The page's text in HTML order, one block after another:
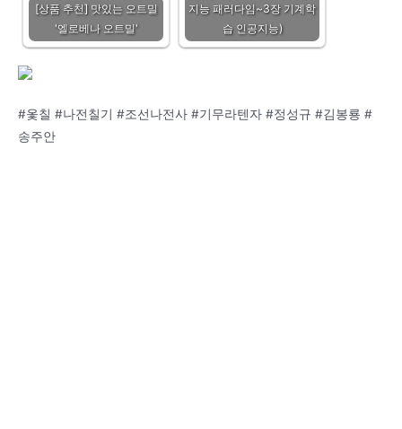
[상품 추천] 맛있는 오트밀
'엘로베나 오트밀'
지능 패러다임~3장 기계학
습 인공지능)
#옻칠 #나전칠기 #조선나전사 #기무라텐자 #정성규 #김봉룡 #
송주안